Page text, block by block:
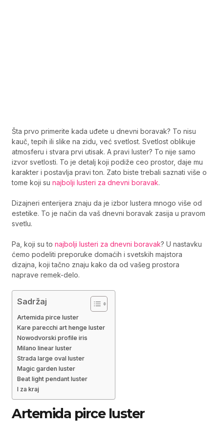
Šta prvo primerite kada uđete u dnevni boravak? To nisu
kauč, tepih ili slike na zidu, već svetlost. Svetlost oblikuje
atmosferu i stvara prvi utisak. A pravi luster? To nije samo
izvor svetlosti. To je detalj koji podiže ceo prostor, daje mu
karakter i postavlja pravi ton. Zato biste trebali saznati više o
tome koji su najbolji lusteri za dnevni boravak.
Dizajneri enterijera znaju da je izbor lustera mnogo više od
estetike. To je način da vaš dnevni boravak zasija u pravom
svetlu.
Pa, koji su to najbolji lusteri za dnevni boravak? U nastavku
ćemo podeliti preporuke domaćih i svetskih majstora
dizajna, koji tačno znaju kako da od vašeg prostora
naprave remek-delo.
Sadržaj
Artemida pirce luster
Kare parecchi art henge luster
Nowodvorski profile iris
Milano linear luster
Strada large oval luster
Magic garden luster
Beat light pendant luster
I za kraj
Artemida pirce luster